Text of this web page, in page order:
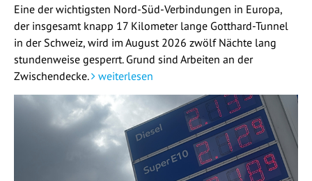
Eine der wichtigsten Nord-Süd-Verbindungen in Europa,
der insgesamt knapp 17 Kilometer lange Gotthard-Tunnel
in der Schweiz, wird im August 2026 zwölf Nächte lang
stundenweise gesperrt. Grund sind Arbeiten an der
Zwischendecke.
weiterlesen